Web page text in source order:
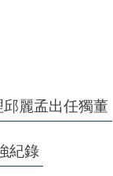
麗孟出任獨董
紀錄